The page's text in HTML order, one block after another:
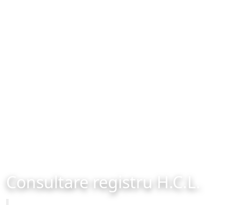
Consultare registru H.C.L.